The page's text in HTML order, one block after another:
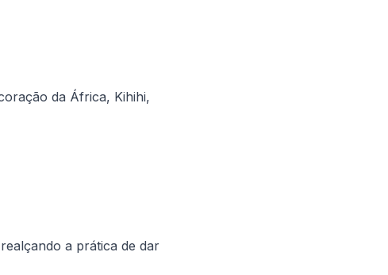
da África, Kihihi,
a prática de dar